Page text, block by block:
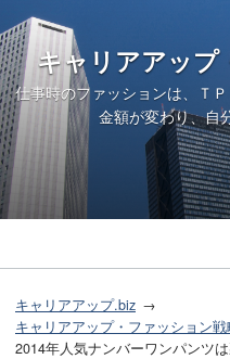
キャリアアップ
仕事時のファッションは、Ｔ
金額が変わり、自
キャリアアップ.biz
キャリアアップ・ファッション戦
2014年人気ナンバーワンパンツ